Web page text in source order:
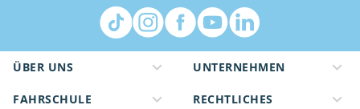
ÜBER UNS
FAHRSCHULE
UNTERNEHMEN
RECHTLICHES